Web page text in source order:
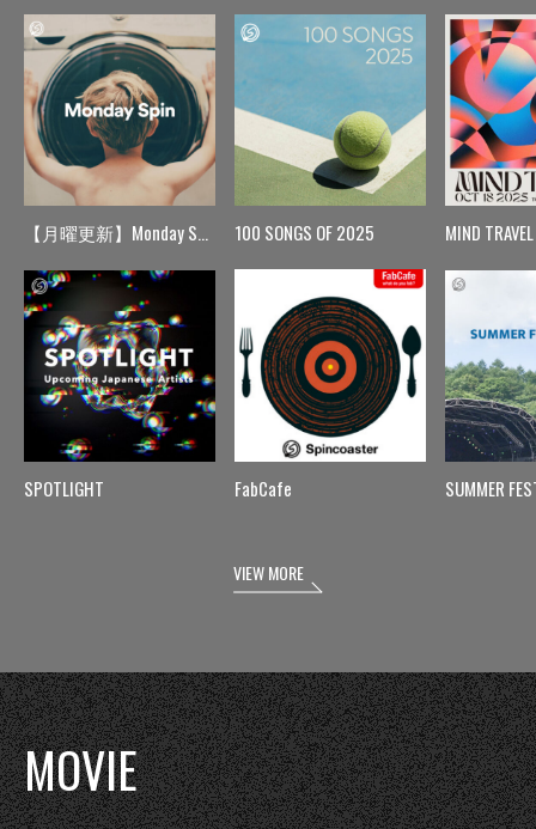
【月曜更新】Monday Spin
SPOTLIGHT
100 SONGS OF 2025
FabCafe
MIND TRAVEL
SUMMER
VIEW MORE
MOVIE